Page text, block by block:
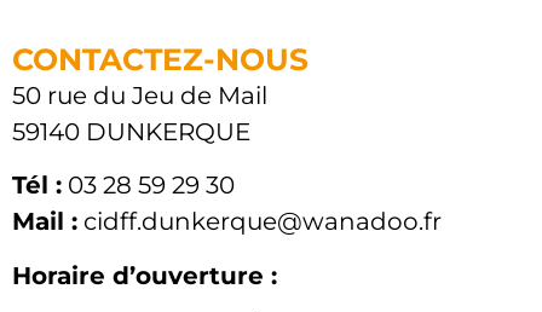
CONTACTEZ-NOUS
50 rue du Jeu de Mail
59140 DUNKERQUE
Tél : 03 28 59 29 30
Mail : cidff.dunkerque@wanadoo.fr
Horaire d’ouverture :